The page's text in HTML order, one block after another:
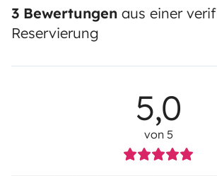
3 Bewertungen aus einer
Reservierung
5,0
von 5